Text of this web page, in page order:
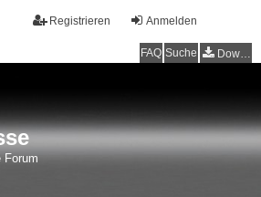
Anmelden
Registrieren
FAQ Suche Downloads
Forum